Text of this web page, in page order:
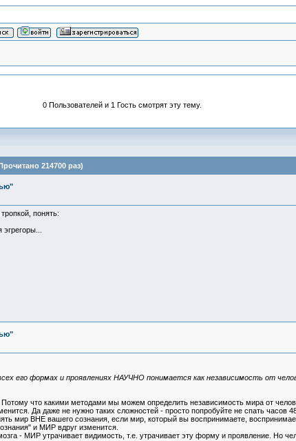
0 Пользователей и 1 Гость смотрят эту тему.
214700 раз)
понять:
его формах и проявлениях НАУЧНО понимается как независимость от
что какими методами мы можем определить независимость мира от
Да даже не нужно таких сложностей - просто попробуйте не спать часов
мир ВНЕ вашего сознания, если мир, который вы воспринимаете,
и МИР вдруг изменится.
- МИР утрачивает видимость, т.е. утрачивает эту форму и проявление. Но